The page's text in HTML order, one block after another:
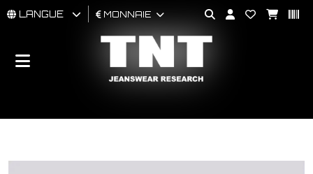
HOMMES
BRAND
LANGUE MONNAIE